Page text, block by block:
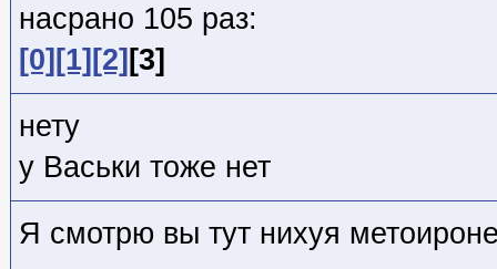
насрано 105 раз:
[0] [1] [2] [3]
нету
у Васьки тоже нет
Я смотрю вы тут нихуя